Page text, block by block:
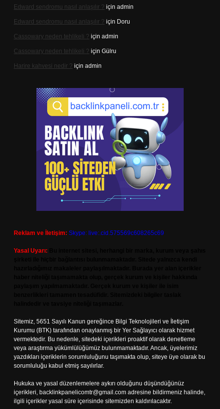
Edward sendromu nasıl anlaşılır ? için admin
Edward sendromu nasıl anlaşılır ? için Doru
Cassowary neden tehlikeli ? için admin
Cassowary neden tehlikeli ? için Gülru
Harire kahvesi nedir ? için admin
Reklam ve İletişim: Skype: live:.cid.575569c608265c69
Yasal Uyarı:
Sitemiz, 5651 Sayılı Kanun gereğince Bilgi Teknolojileri ve İletişim
Kurumu (BTK) tarafından onaylanmış bir Yer Sağlayıcı olarak hizmet
vermektedir. Bu nedenle, sitedeki içerikleri proaktif olarak denetleme
veya araştırma yükümlülüğümüz bulunmamaktadır. Ancak, üyelerimiz
yazdıkları içeriklerin sorumluluğunu taşımakta olup, siteye üye olarak bu
sorumluluğu kabul etmiş sayılırlar.
Hukuka ve yasal düzenlemelere aykırı olduğunu düşündüğünüz
içerikleri, backlinkpanelicomtr@gmail.com adresine bildirmeniz halinde,
ilgili içerikler yasal süre içerisinde sitemizden kaldırılacaktır.